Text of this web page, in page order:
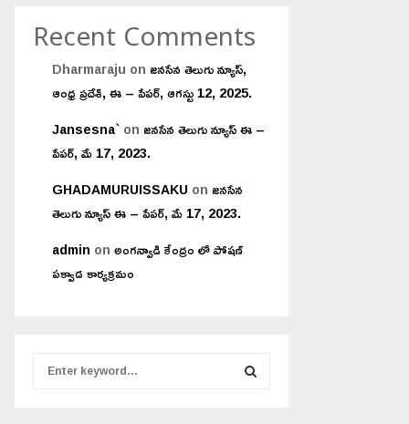
Recent Comments
Dharmaraju onజనసేన తెలుగు న్యూస్,
ఆంధ్ర ప్రదేశ్, ఈ – పేపర్, ఆగస్టు 12, 2025.
Jansesna`onజనసేన తెలుగు న్యూస్ ఈ –
పేపర్, మే 17, 2023.
GHADAMURUISSAKU onజనసేన
తెలుగు న్యూస్ ఈ – పేపర్, మే 17, 2023.
admin onఅంగన్వాడి కేంద్రం లో పోషణ్
పక్వాడ కార్యక్రమం